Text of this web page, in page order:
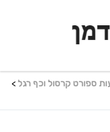
ספורט קרסול וכף רגל >